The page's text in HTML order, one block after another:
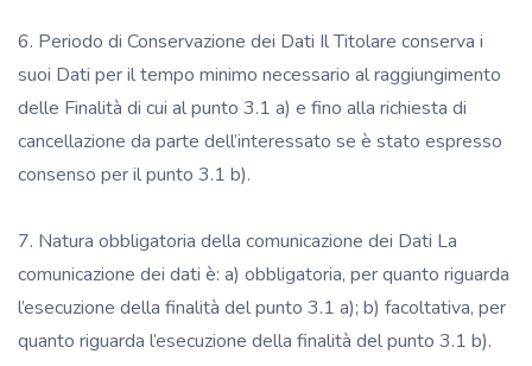
6. Periodo di Conservazione dei Dati Il Titolare conserva i
suoi Dati per il tempo minimo necessario al raggiungimento
delle Finalità di cui al punto 3.1 a) e fino alla richiesta di
cancellazione da parte dell’interessato se è stato espresso
consenso per il punto 3.1 b).
7. Natura obbligatoria della comunicazione dei Dati La
comunicazione dei dati è: a) obbligatoria, per quanto riguarda
l’esecuzione della finalità del punto 3.1 a); b) facoltativa, per
quanto riguarda l’esecuzione della finalità del punto 3.1 b).